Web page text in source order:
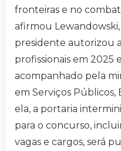
fronteiras e no
afirmou
presidente autorizou
profissionais em 2025
acompanhado pela
em Serviços
ela, a portaria
para o concurso,
vagas e cargos, será